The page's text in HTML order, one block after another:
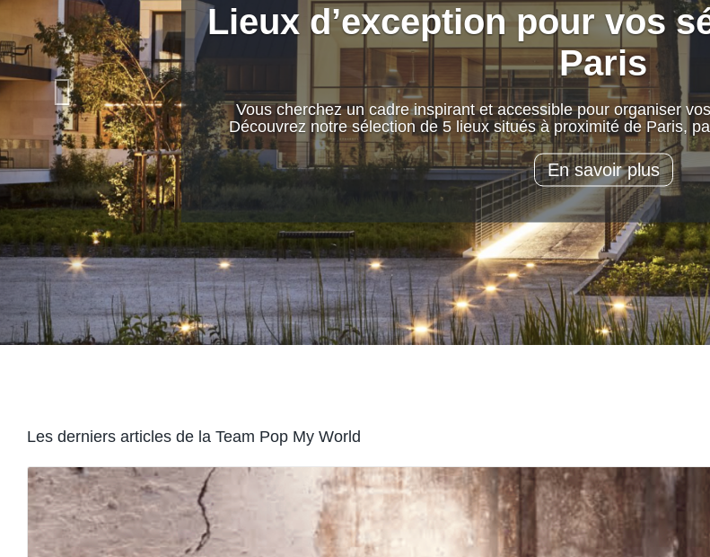
Lieux d’exception pour vos
Paris
Vous cherchez un cadre inspirant et accessible pour organiser
Découvrez notre sélection de 5 lieux situés à proximité de Paris,
En savoir plus
Les derniers articles de la Team Pop My World